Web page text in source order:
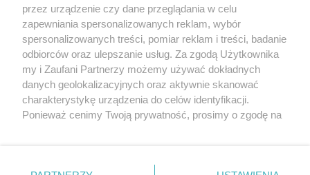
O FIRMIE POLITYKA PRYWATNOŚCI HOSTING
REKLAMA WSPÓŁPRACA RSS FACEBOOK KONTAKT
Nasze serwisy
Aktualności
Tcz24
Muzyka i kultura
Archiwum wydarzeń
przez urządzenie czy dane przeglądania w celu
zapewniania spersonalizowanych reklam, wybór
spersonalizowanych treści, pomiar reklam i treści, badanie
odbiorców oraz ulepszanie usług. Za zgodą Użytkownika
my i Zaufani Partnerzy możemy używać dokładnych
danych geolokalizacyjnych oraz aktywnie skanować
charakterystykę urządzenia do celów identyfikacji.
Ponieważ cenimy Twoją prywatność, prosimy o zgodę na